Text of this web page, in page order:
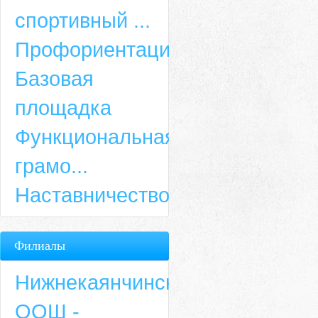
спортивный ...
Профориентация
Базовая
площадка
Функциональная
грамо...
Наставничество
Филиалы
Нижнекаянчинская
ООШ -